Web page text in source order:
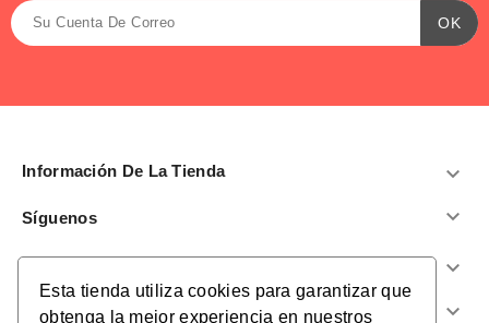
Esta tienda utiliza cookies para garantizar que
obtenga la mejor experiencia en nuestros
Información De La Tienda 
Síguenos 

Nuestra Empresa 